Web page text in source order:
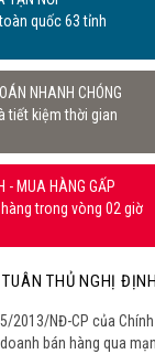
quốc 63 tỉnh
NHANH CHÓNG
tiết kiệm thời gian
- MUA HÀNG GẤP
trong vòng 02 giờ
TUÂN THỦ NGHỊ ĐỊNH
2013/NĐ-CP của
bán hàng qua